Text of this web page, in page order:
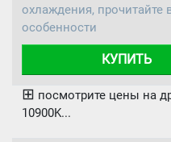
охлаждения, прочитайте
особенности
КУПИТЬ
⊞ посмотрите цены на
10900K...